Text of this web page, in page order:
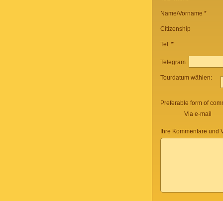
Name/Vorname *
Citizenship
Tel. *
Telegram
Tourdatum wählen:
Preferable form of
Via e-mail
Ihre Kommentare und